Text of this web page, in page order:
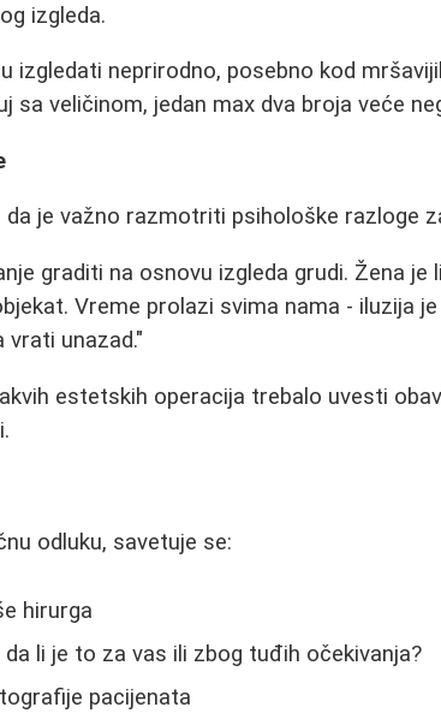
izgleda.
izgledati neprirodno, posebno kod
sa veličinom, jedan max dva broja veće
je važno razmotriti psihološke razloge
graditi na osnovu izgleda grudi. Žena je
Vreme prolazi svima nama - iluzija
unazad."
estetskih operacija trebalo uvesti
odluku, savetuje se:
hirurga
li je to za vas ili zbog tuđih očekivanja?
pacijenata